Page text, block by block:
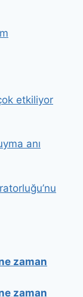
etkiliyor
anı
zaman
zaman